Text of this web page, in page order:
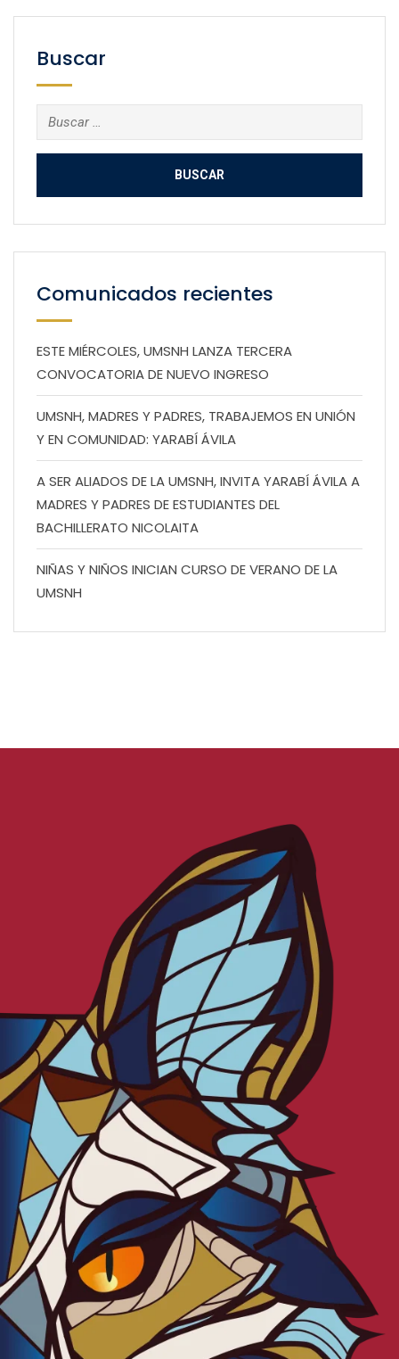
Buscar
Buscar:
Comunicados recientes
ESTE MIÉRCOLES, UMSNH LANZA TERCERA
CONVOCATORIA DE NUEVO INGRESO
UMSNH, MADRES Y PADRES, TRABAJEMOS EN UNIÓN
Y EN COMUNIDAD: YARABÍ ÁVILA
A SER ALIADOS DE LA UMSNH, INVITA YARABÍ ÁVILA A
MADRES Y PADRES DE ESTUDIANTES DEL
BACHILLERATO NICOLAITA
NIÑAS Y NIÑOS INICIAN CURSO DE VERANO DE LA
UMSNH